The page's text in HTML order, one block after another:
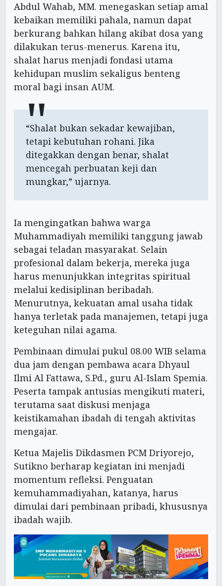
Abdul Wahab, MM. menegaskan setiap amal
kebaikan memiliki pahala, namun dapat
berkurang bahkan hilang akibat dosa yang
dilakukan terus-menerus. Karena itu,
shalat harus menjadi fondasi utama
kehidupan muslim sekaligus benteng
moral bagi insan AUM.
“Shalat bukan sekadar kewajiban,
tetapi kebutuhan rohani. Jika
ditegakkan dengan benar, shalat
mencegah perbuatan keji dan
mungkar,” ujarnya.
Ia mengingatkan bahwa warga
Muhammadiyah memiliki tanggung jawab
sebagai teladan masyarakat. Selain
profesional dalam bekerja, mereka juga
harus menunjukkan integritas spiritual
melalui kedisiplinan beribadah.
Menurutnya, kekuatan amal usaha tidak
hanya terletak pada manajemen, tetapi juga
keteguhan nilai agama.
Pembinaan dimulai pukul 08.00 WIB selama
dua jam dengan pembawa acara Dhyaul
Ilmi Al Fattawa, S.Pd., guru Al-Islam Spemia.
Peserta tampak antusias mengikuti materi,
terutama saat diskusi menjaga
keistikamahan ibadah di tengah aktivitas
mengajar.
Ketua Majelis Dikdasmen PCM Driyorejo,
Sutikno berharap kegiatan ini menjadi
momentum refleksi. Penguatan
kemuhammadiyahan, katanya, harus
dimulai dari pembinaan pribadi, khususnya
ibadah wajib.